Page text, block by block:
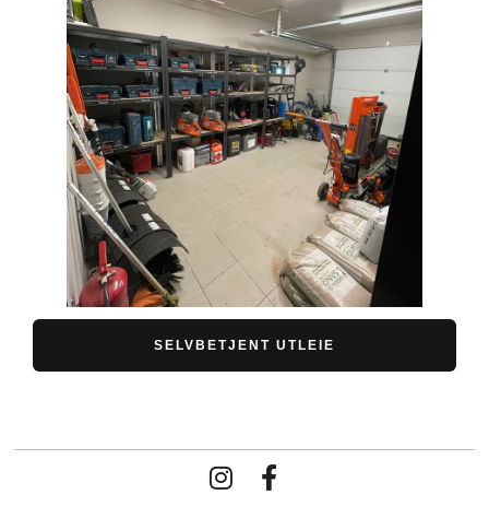
SELVBETJENT UTLEIE